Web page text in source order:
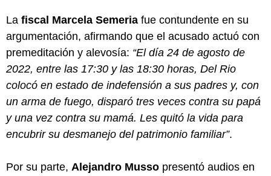
La fiscal Marcela Semeria fue contundente en su
argumentación, afirmando que el acusado actuó con
premeditación y alevosía: “El día 24 de agosto de
2022, entre las 17:30 y las 18:30 horas, Del Rio
colocó en estado de indefensión a sus padres y, con
un arma de fuego, disparó tres veces contra su papá
y una vez contra su mamá. Les quitó la vida para
encubrir su desmanejo del patrimonio familiar”.
Por su parte, Alejandro Musso presentó audios en